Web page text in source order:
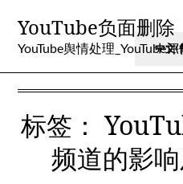
content
YouTube负面删除
YouTube舆情处理_YouTube
标签：
频道的影